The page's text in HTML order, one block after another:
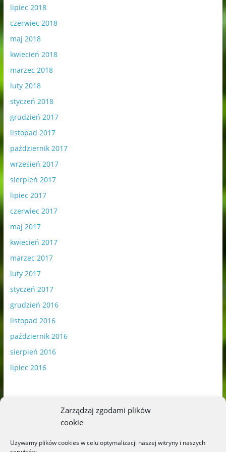
Zarządzaj zgodami plików
cookie
Używamy plików cookies w celu optymalizacji naszej witryny i naszych
lipiec 2018
czerwiec 2018
maj 2018
kwiecień 2018
marzec 2018
luty 2018
styczeń 2018
grudzień 2017
listopad 2017
październik 2017
wrzesień 2017
sierpień 2017
lipiec 2017
czerwiec 2017
maj 2017
kwiecień 2017
marzec 2017
luty 2017
styczeń 2017
grudzień 2016
listopad 2016
październik 2016
sierpień 2016
lipiec 2016